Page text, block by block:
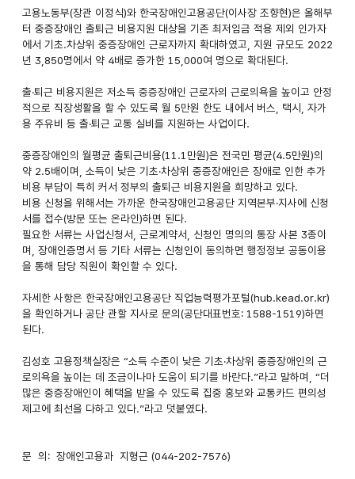
고용노동부(장관 이정식)와 한국장애인고용공단(이사장 조향현)은 올해부
터 중증장애인 출퇴근 비용지원 대상을 기존 최저임금 적용 제외 인가자
에서 기초.차상위 중증장애인 근로자까지 확대하였고, 지원 규모도 2022
년 3,850명에서 약 4배로 증가한 15,000여 명으로 확대된다.
출·퇴근 비용지원은 저소득 중증장애인 근로자의 근로의욕을 높이고 안정
적으로 직장생활을 할 수 있도록 월 5만원 한도 내에서 버스, 택시, 자가
용 주유비 등 출·퇴근 교통 실비를 지원하는 사업이다.
중증장애인의 월평균 출퇴근비용(11.1만원)은 전국민 평균(4.5만원)의
약 2.5배이며, 소득이 낮은 기초·차상위 중증장애인은 장애로 인한 추가
비용 부담이 특히 커서 정부의 출퇴근 비용지원을 희망하고 있다.
비용 신청을 위해서는 가까운 한국장애인고용공단 지역본부·지사에 신청
서를 접수(방문 또는 온라인)하면 된다.
필요한 서류는 사업신청서, 근로계약서, 신청인 명의의 통장 사본 3종이
며, 장애인증명서 등 기타 서류는 신청인이 동의하면 행정정보 공동이용
을 통해 담당 직원이 확인할 수 있다.
자세한 사항은 한국장애인고용공단 직업능력평가포털(hub.kead.or.kr)
을 확인하거나 공단 관할 지사로 문의(공단대표번호: 1588-1519)하면
된다.
김성호 고용정책실장은 “소득 수준이 낮은 기초·차상위 중증장애인의 근
로의욕을 높이는 데 조금이나마 도움이 되기를 바란다.”라고 말하며, “더
많은 중증장애인이 혜택을 받을 수 있도록 집중 홍보와 교통카드 편의성
제고에 최선을 다하고 있다.”라고 덧붙였다.
문 의: 장애인고용과 지형근 (044-202-7576)